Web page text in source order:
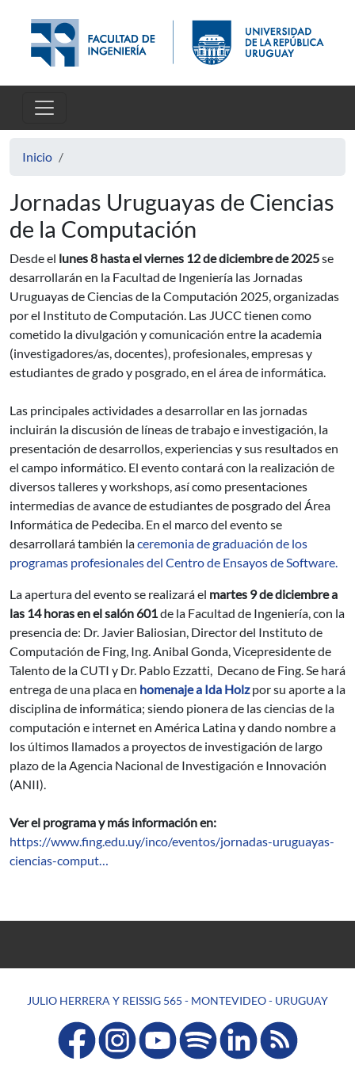
Inicio
Jornadas Uruguayas de Ciencias
de la Computación
Desde el lunes 8 hasta el viernes 12 de diciembre de 2025se
desarrollarán en la Facultad de Ingeniería las Jornadas
Uruguayas de Ciencias de la Computación 2025, organizadas
por el Instituto de Computación. Las JUCC tienen como
cometido la divulgación y comunicación entre la academia
(investigadores/as, docentes), profesionales, empresas y
estudiantes de grado y posgrado, en el área de informática.
Las principales actividades a desarrollar en las jornadas
incluirán la discusión de líneas de trabajo e investigación, la
presentación de desarrollos, experiencias y sus resultados en
el campo informático. El evento contará con la realización de
diversos talleres y workshops, así como presentaciones
intermedias de avance de estudiantes de posgrado del Área
Informática de Pedeciba. En el marco del evento se
desarrollará también laceremonia de graduación de los
programas profesionales del Centro de Ensayos de Software.
La apertura del evento se realizará el martes 9 de diciembre a
las 14 horas en el salón 601de la Facultad de Ingeniería, con la
presencia de: Dr. Javier Baliosian, Director del Instituto de
Computación de Fing, Ing. Anibal Gonda, Vicepresidente de
Talento de la CUTI y Dr. Pablo Ezzatti, Decano de Fing. Se hará
entrega de una placa en homenaje a Ida Holz por su aporte a la
disciplina de informática; siendo pionera de las ciencias de la
computación e internet en América Latina y dando nombre a
los últimos llamados a proyectos de investigación de largo
plazo de la Agencia Nacional de Investigación e Innovación
(ANII).
Ver el programa y más información en:
https://www.fing.edu.uy/inco/eventos/jornadas-uruguayas-
ciencias-comput…
JULIO HERRERA Y REISSIG 565 - MONTEVIDEO - URUGUAY